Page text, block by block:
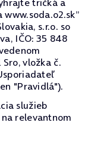
s.r.o. so
IČO: 35 848
vložka č.
"Pravidlá").
služieb
relevantnom